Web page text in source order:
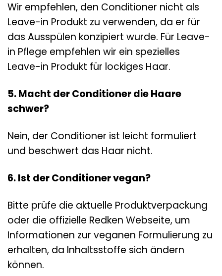
Wir empfehlen, den Conditioner nicht als
Leave-in Produkt zu verwenden, da er für
das Ausspülen konzipiert wurde. Für Leave-
in Pflege empfehlen wir ein spezielles
Leave-in Produkt für lockiges Haar.
5. Macht der Conditioner die Haare
schwer?
Nein, der Conditioner ist leicht formuliert
und beschwert das Haar nicht.
6. Ist der Conditioner vegan?
Bitte prüfe die aktuelle Produktverpackung
oder die offizielle Redken Webseite, um
Informationen zur veganen Formulierung zu
erhalten, da Inhaltsstoffe sich ändern
können.